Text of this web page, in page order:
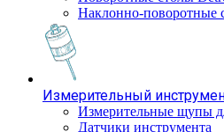
Наклонно-поворотные
Измерительный
Измерительные щупы
Датчики инструмента